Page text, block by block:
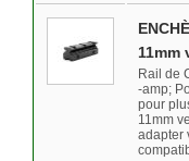
11mm
Rail de
-amp;
pour
11mm
adapter